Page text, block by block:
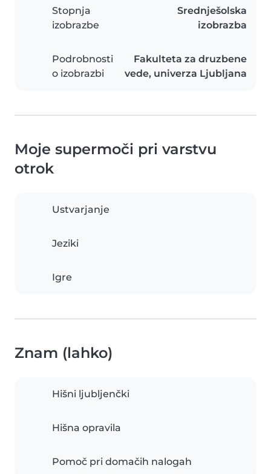
Stopnja
izobrazbe
Srednješolska
izobrazba
Podrobnosti
o izobrazbi
Fakulteta za druzbene
vede, univerza Ljubljana
Moje supermoči pri varstvu
otrok
Ustvarjanje
Jeziki
Igre
Znam (lahko)
Hišni ljubljenčki
Hišna opravila
Pomoč pri domačih nalogah